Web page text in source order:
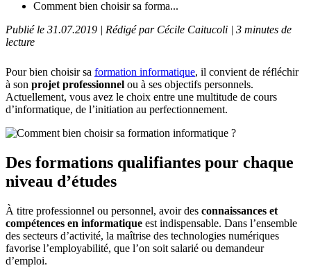
Comment bien choisir sa forma...
Publié le 31.07.2019 | Rédigé par Cécile Caitucoli | 3 minutes de
lecture
Pour bien choisir sa formation informatique, il convient de réfléchir
à son projet professionnel ou à ses objectifs personnels.
Actuellement, vous avez le choix entre une multitude de cours
d’informatique, de l’initiation au perfectionnement.
Des formations qualifiantes pour chaque
niveau d’études
À titre professionnel ou personnel, avoir des connaissances et
compétences en informatique est indispensable. Dans l’ensemble
des secteurs d’activité, la maîtrise des technologies numériques
favorise l’employabilité, que l’on soit salarié ou demandeur
d’emploi.